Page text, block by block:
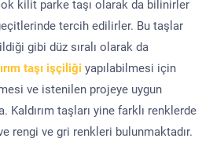
kilit parke taşı olarak da bilinirler
tercih edilirler. Bu taşlar
gibi düz sıralı olarak da
taşı işçiliği yapılabilmesi için
ve istenilen projeye uygun
Kaldırım taşları yine farklı renklerde
rengi ve gri renkleri bulunmaktadır.